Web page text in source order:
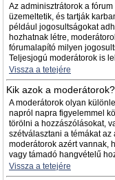
Az adminisztrátorok a
üzemeltetik, és tartják
például jogosultságokat
hozhatnak létre,
fórumalapító milyen
Teljesjogú moderátorok is
Vissza a tetejére
Kik azok a moderátorok?
A moderátorok olyan
napról napra figyelemmel
törölni a hozzászólásokat,
szétválasztani a témákat
moderátorok azért vannak,
vagy támadó hangvételű
Vissza a tetejére